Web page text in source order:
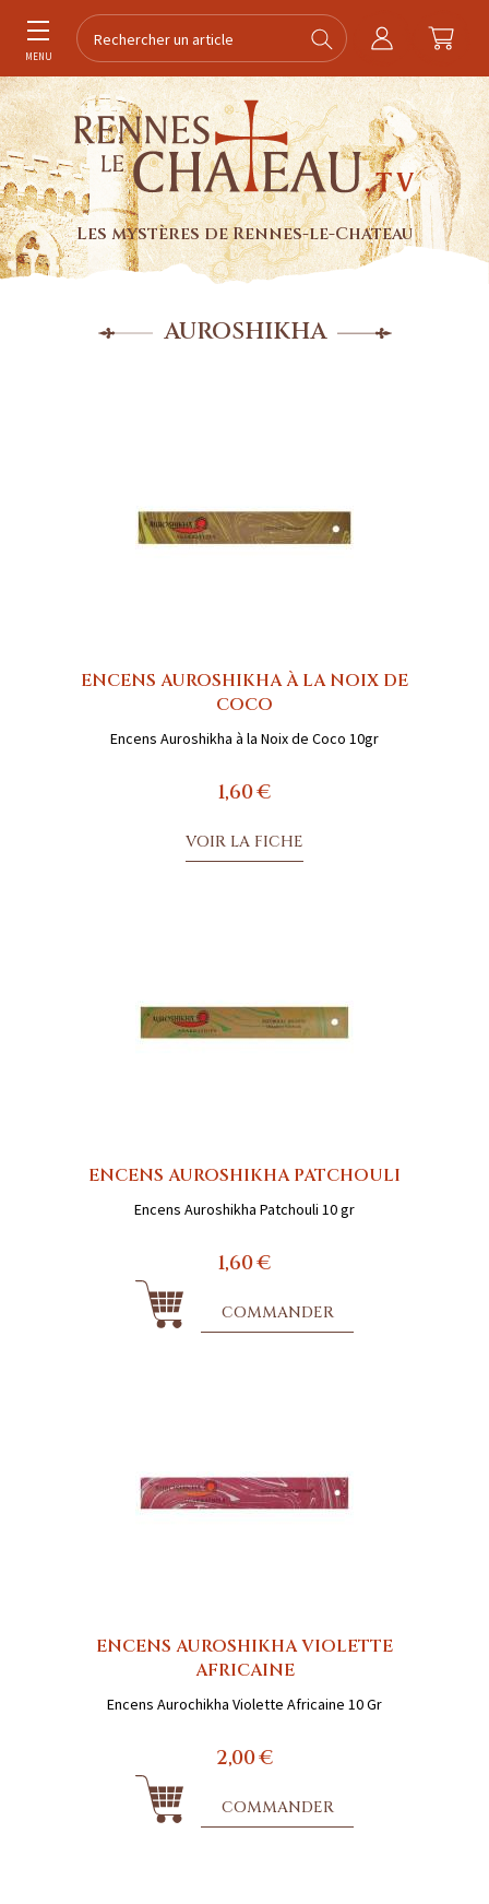
MENU
Les mystères de Rennes-le-Chateau
AUROSHIKHA
ENCENS AUROSHIKHA À LA NOIX DE
COCO
Encens Auroshikha à la Noix de Coco 10gr
1,60 €
VOIR LA FICHE
ENCENS AUROSHIKHA PATCHOULI
Encens Auroshikha Patchouli 10 gr
1,60 €
COMMANDER
ENCENS AUROSHIKHA VIOLETTE
AFRICAINE
Encens Aurochikha Violette Africaine 10 Gr
2,00 €
COMMANDER